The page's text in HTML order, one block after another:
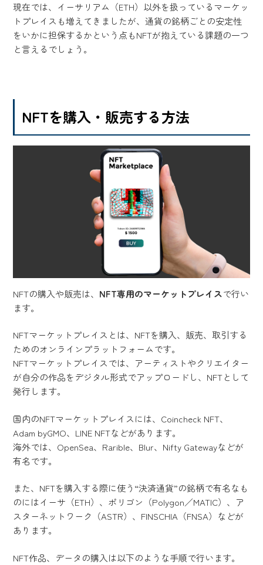
現在では、イーサリアム（ETH）以外を扱っているマーケッ
トプレイスも増えてきましたが、通貨の銘柄ごとの安定性
をいかに担保するかという点もNFTが抱えている課題の一つ
と言えるでしょう。
NFTを購入・販売する方法
NFTの購入や販売は、 NFT専用のマーケットプレイスで行い
ます。
NFTマーケットプレイスとは、NFTを購入、販売、取引する
ためのオンラインプラットフォームです。
NFTマーケットプレイスでは、アーティストやクリエイター
が自分の作品をデジタル形式でアップロードし、NFTとして
発行します。
国内のNFTマーケットプレイスには、Coincheck NFT、
Adam byGMO、LINE NFTなどがあります。
海外では、OpenSea、Rarible、Blur、Nifty Gatewayなどが
有名です。
また、NFTを購入する際に使う“決済通貨”の銘柄で有名なも
のにはイーサ（ETH）、ポリゴン（Polygon／MATIC）、ア
スターネットワーク（ASTR）、FINSCHIA（FNSA）などが
あります。
NFT作品、データの購入は以下のような手順で行います。